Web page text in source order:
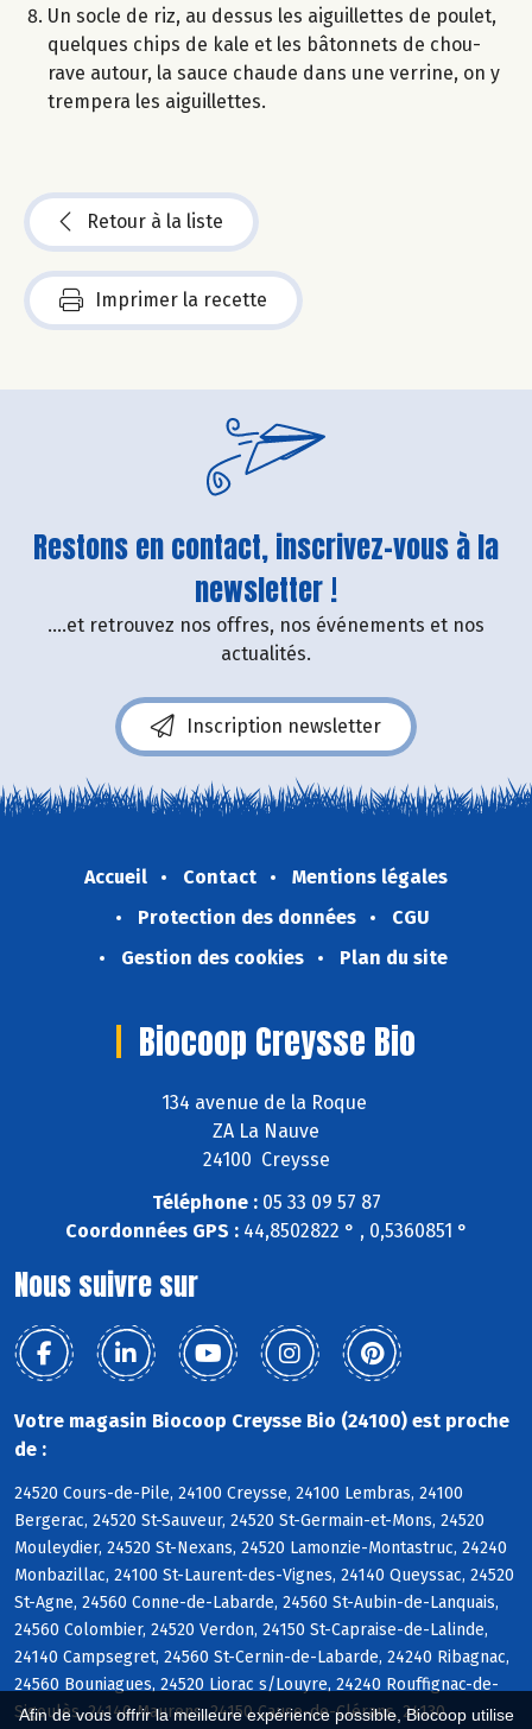
Afin de vous offrir la meilleure expérience possible, Biocoop utilise
Un socle de riz, au dessus les aiguillettes de poulet,
quelques chips de kale et les bâtonnets de chou-
rave autour, la sauce chaude dans une verrine, on y
trempera les aiguillettes.
Retour à la liste
Imprimer la recette
Restons en contact, inscrivez-vous à la
newsletter !
....et retrouvez nos offres, nos événements et nos
actualités.
Inscription newsletter
Accueil Contact
Mentions légales
Protection des données
CGU
Gestion des cookies
Plan du site
Biocoop Creysse Bio
134 avenue de la Roque
ZA La Nauve
24100 Creysse
Téléphone :05 33 09 57 87
Coordonnées GPS :44,8502822 ° , 0,5360851 °
Nous suivre sur
Votre magasin Biocoop Creysse Bio (24100) est proche
de :
24520 Cours-de-Pile, 24100 Creysse, 24100 Lembras, 24100
Bergerac, 24520 St-Sauveur, 24520 St-Germain-et-Mons, 24520
Mouleydier, 24520 St-Nexans, 24520 Lamonzie-Montastruc, 24240
Monbazillac, 24100 St-Laurent-des-Vignes, 24140 Queyssac, 24520
St-Agne, 24560 Conne-de-Labarde, 24560 St-Aubin-de-Lanquais,
24560 Colombier, 24520 Verdon, 24150 St-Capraise-de-Lalinde,
24140 Campsegret, 24560 St-Cernin-de-Labarde, 24240 Ribagnac,
24560 Bouniagues, 24520 Liorac s/Louyre, 24240 Rouffignac-de-
Sigoulès, 24140 Maurens, 24150 Cause-de-Clérans, 24130